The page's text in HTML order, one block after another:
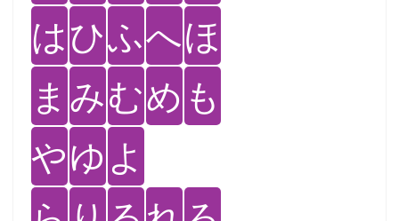
はひふへほ
ま みむめ も
やゆ よ